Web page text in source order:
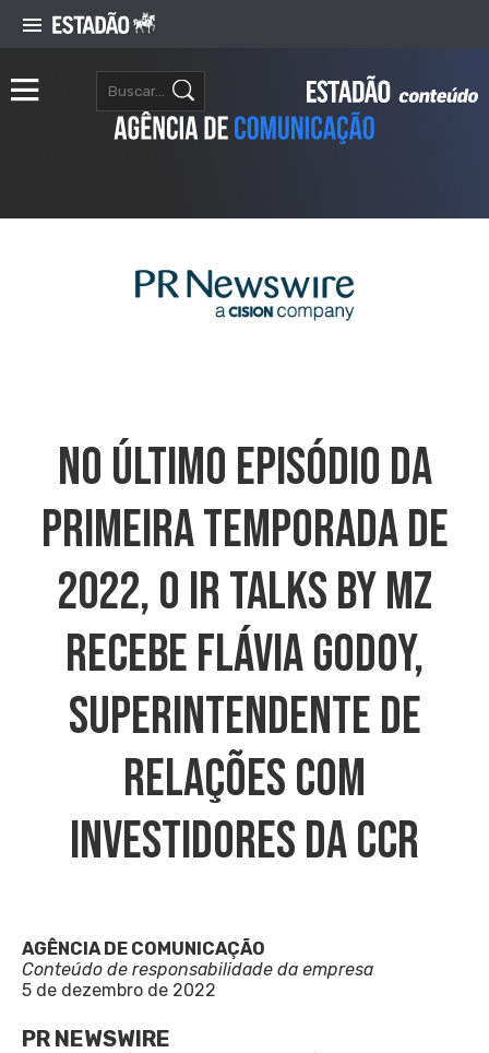
No Último Episódio Da
Primeira Temporada De
2022, O IR Talks By MZ
Recebe Flávia Godoy,
Superintendente De
Relações Com
Investidores Da CCR
AGÊNCIA DE COMUNICAÇÃO
Conteúdo de responsabilidade da empresa
5 de dezembro de 2022
PR NEWSWIRE